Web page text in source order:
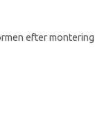
efter montering